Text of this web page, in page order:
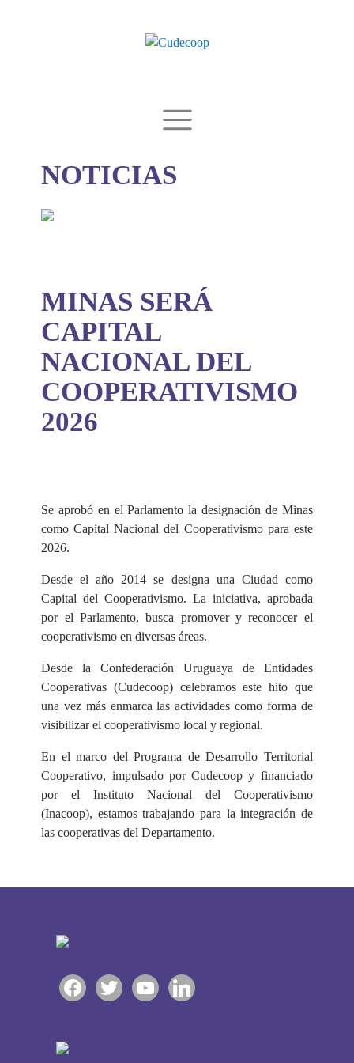
NOTICIAS
MINAS SERÁ
CAPITAL
NACIONAL DEL
COOPERATIVISMO
2026
Se aprobó en el Parlamento la designación de Minas
como Capital Nacional del Cooperativismo para este
2026.
Desde el año 2014 se designa una Ciudad como
Capital del Cooperativismo. La iniciativa, aprobada
por el Parlamento, busca promover y reconocer el
cooperativismo en diversas áreas.
Desde la Confederación Uruguaya de Entidades
Cooperativas (Cudecoop) celebramos este hito que
una vez más enmarca las actividades como forma de
visibilizar el cooperativismo local y regional.
En el marco del Programa de Desarrollo Territorial
Cooperativo, impulsado por Cudecoop y financiado
por el Instituto Nacional del Cooperativismo
(Inacoop), estamos trabajando para la integración de
las cooperativas del Departamento.
facebooktwitteryoutubelinkedin